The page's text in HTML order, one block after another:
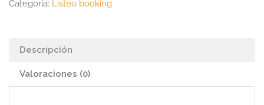
Categoría: Listeo booking
Descripción
Valoraciones (0)